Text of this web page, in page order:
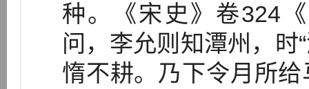
种。《宋史》卷324
问，李允则知潭州，时
惰不耕。乃下令月所